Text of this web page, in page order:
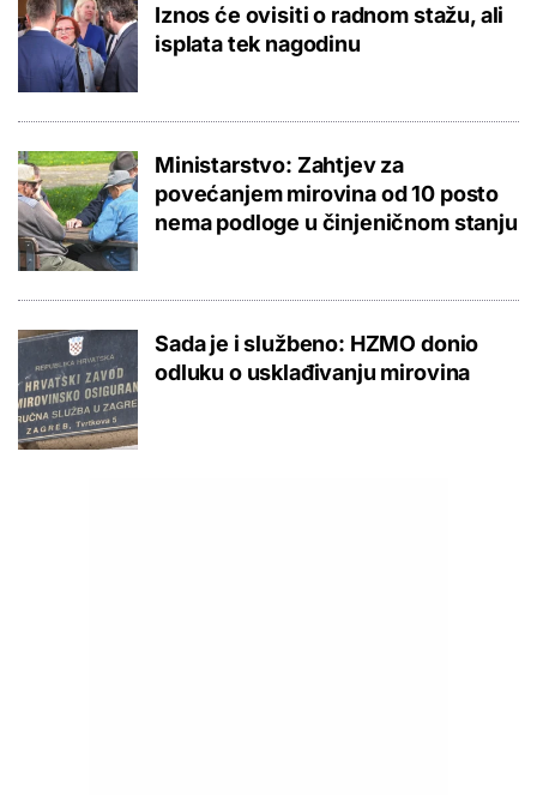
Iznos će ovisiti o radnom stažu, ali
isplata tek nagodinu
Ministarstvo: Zahtjev za
povećanjem mirovina od 10 posto
nema podloge u činjeničnom stanju
Sada je i službeno: HZMO donio
odluku o usklađivanju mirovina